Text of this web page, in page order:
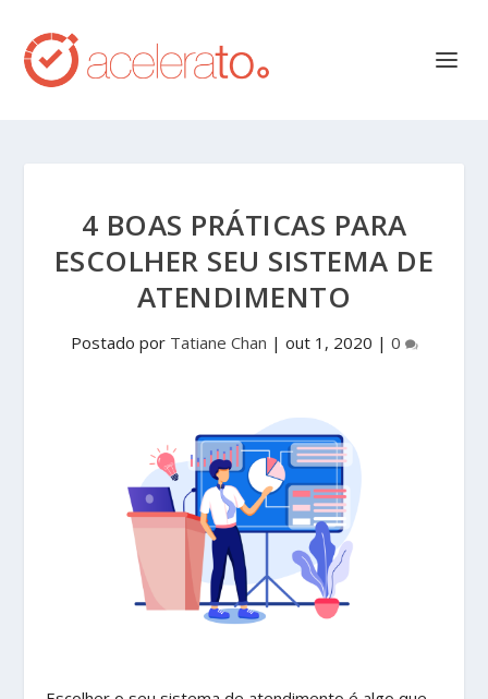
4 BOAS PRÁTICAS PARA
ESCOLHER SEU SISTEMA DE
ATENDIMENTO
Postado por Tatiane Chan | out 1, 2020 | 0